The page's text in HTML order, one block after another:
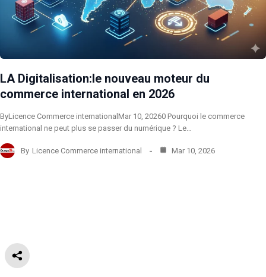
LA Digitalisation:le nouveau moteur du
commerce international en 2026
ByLicence Commerce internationalMar 10, 20260 Pourquoi le commerce
international ne peut plus se passer du numérique ? Le…
By Licence Commerce international Mar 10, 2026